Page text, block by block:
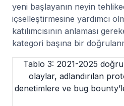
yeni başlayanın neyin
içselleştirmesine yardımcı
katılımcısının anlaması
kategori başına bir
Tablo 3: 2021-2025
olaylar, adlandırılan
denetimlere ve bug